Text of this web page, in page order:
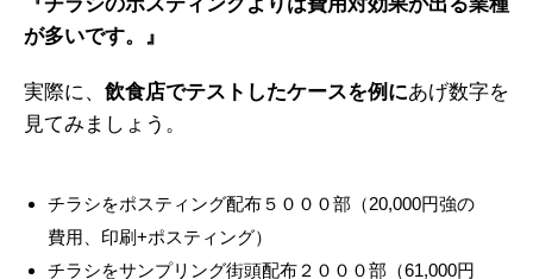
が多いです。』
実際に、 飲食店でテストしたケースを例にあげ数字を
見てみましょう。
チラシをポスティング配布５０００部（20,000円強の
費用、印刷+ポスティング）
チラシをサンプリング街頭配布２０００部（61,000円